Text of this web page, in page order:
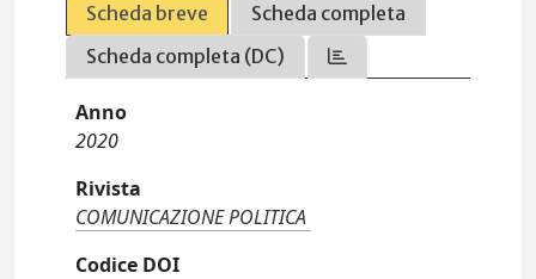
Scheda breve
Scheda completa
Scheda completa (DC)
Anno
2020
Rivista
COMUNICAZIONE POLITICA
Codice DOI